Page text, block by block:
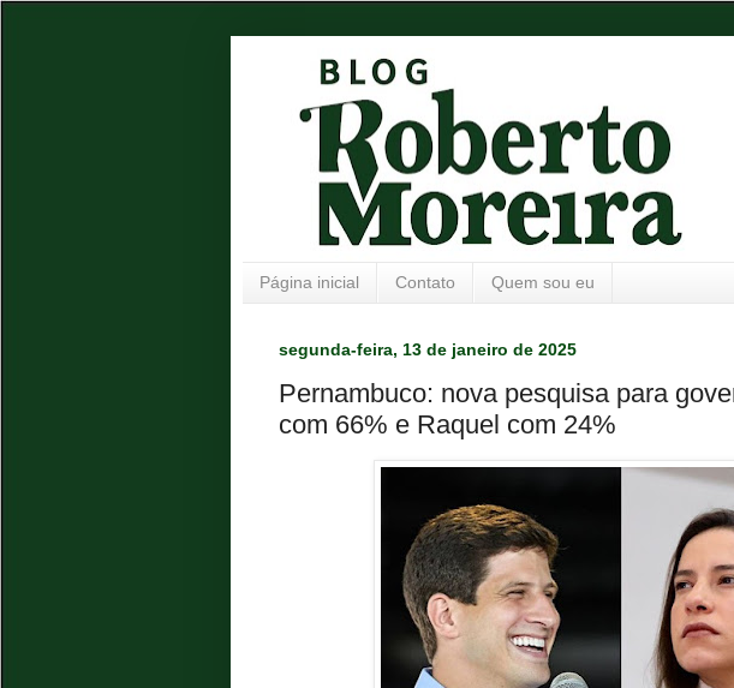
Página inicial Contato Quem sou eu
segunda-feira, 13 de janeiro de 2025
Pernambuco: nova pesquisa para
com 66% e Raquel com 24%